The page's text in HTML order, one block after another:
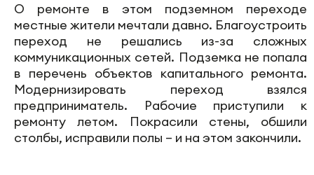
О ремонте в этом подземном переходе
местные жители мечтали давно. Благоустроить
переход не решались из-за сложных
коммуникационных сетей. Подземка не попала
в перечень объектов капитального ремонта.
Модернизировать переход взялся
предприниматель. Рабочие приступили к
ремонту летом. Покрасили стены, обшили
столбы, исправили полы – и на этом закончили.